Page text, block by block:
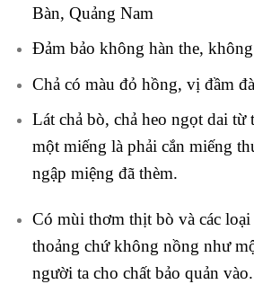
Bàn, Quảng Nam
Đảm bảo không hàn the,
Chả có màu đỏ hồng, vị đầm
Lát chả bò, chả heo ngọt dai từ
một miếng là phải cắn miếng
ngập miệng đã thèm.
Có mùi thơm thịt bò và các
thoảng chứ không nồng như
người ta cho chất bảo quản vào.